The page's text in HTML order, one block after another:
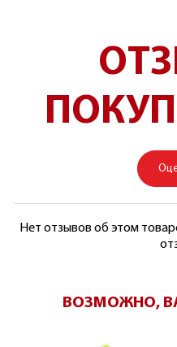
Нет отзывов об этом
ВОЗМОЖНО,